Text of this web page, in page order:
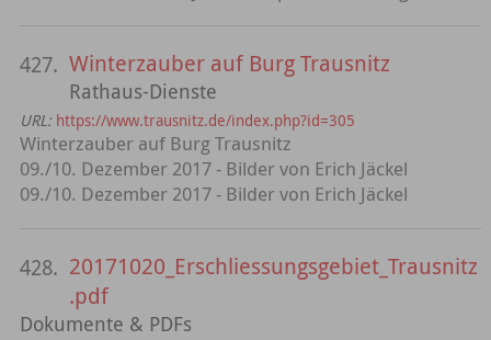
427. Winterzauber auf Burg Trausnitz
Rathaus-Dienste
URL: https://www.trausnitz.de/index.php?id=305
Winterzauber auf Burg Trausnitz
09./10. Dezember 2017 - Bilder von Erich Jäckel
09./10. Dezember 2017 - Bilder von Erich Jäckel
428. 20171020_Erschliessungsgebiet_Trausnitz
.pdf
Dokumente & PDFs